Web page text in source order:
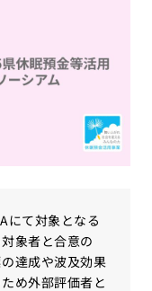
にて対象となる
象者と合意の
達成や波及効果
め外部評価者と